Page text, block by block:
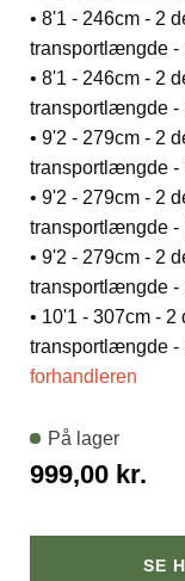
• 8'1 - 246cm - 2
transportlængde -
• 8'1 - 246cm - 2
transportlængde -
• 9'2 - 279cm - 2
transportlængde -
• 9'2 - 279cm - 2
transportlængde -
• 9'2 - 279cm - 2
transportlængde -
• 10'1 - 307cm -
transportlængde -
forhandleren
999,00 kr.
På lager
SE